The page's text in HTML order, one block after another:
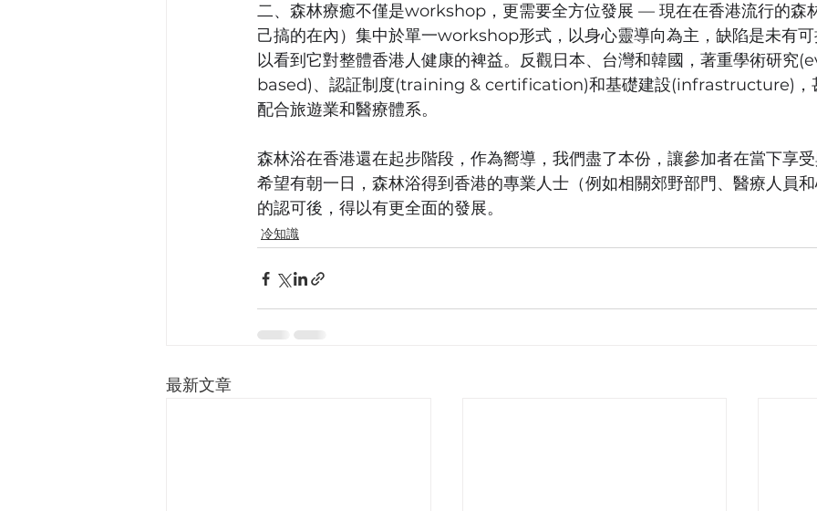
二、森林療癒不僅是workshop，更需要全方位發展 — 現在在香港流行的森
己搞的在內）集中於單一workshop形式，以身心靈導向為主，缺陷是未有
以看到它對整體香港人健康的裨益。反觀日本、台灣和韓國，著重學術研究
based)、認証制度(training & certification)和基礎建設(infrastructure)，
配合旅遊業和醫療體系。
森林浴在香港還在起步階段，作為嚮導，我們盡了本份，讓參加者在當下享受
希望有朝一日，森林浴得到香港的專業人士（例如相關郊野部門、醫療人員和
的認可後，得以有更全面的發展。
冷知識
最新文章